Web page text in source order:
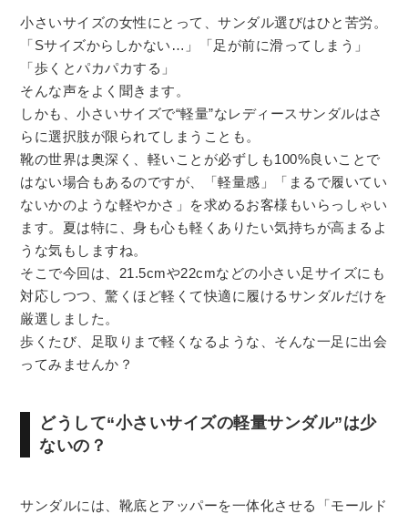
小さいサイズの女性にとって、サンダル選びはひと苦労。
「Sサイズからしかない…」「足が前に滑ってしまう」
「歩くとパカパカする」
そんな声をよく聞きます。
しかも、小さいサイズで“軽量”なレディースサンダルはさ
らに選択肢が限られてしまうことも。
靴の世界は奥深く、軽いことが必ずしも100%良いことで
はない場合もあるのですが、「軽量感」「まるで履いてい
ないかのような軽やかさ」を求めるお客様もいらっしゃい
ます。夏は特に、身も心も軽くありたい気持ちが高まるよ
うな気もしますね。
そこで今回は、21.5cmや22cmなどの小さい足サイズにも
対応しつつ、驚くほど軽くて快適に履けるサンダルだけを
厳選しました。
歩くたび、足取りまで軽くなるような、そんな一足に出会
ってみませんか？
どうして“小さいサイズの軽量サンダル”は少
ないの？
サンダルには、靴底とアッパーを一体化させる「モールド